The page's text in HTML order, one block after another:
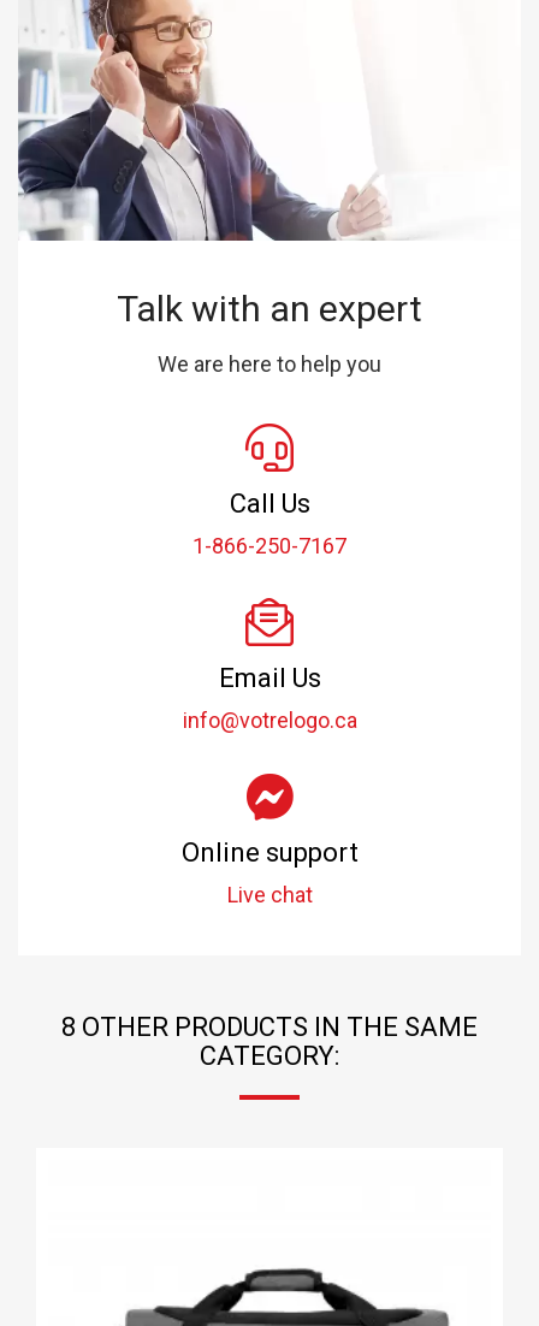
Talk with an expert
We are here to help you
Call Us
1-866-250-7167
Email Us
info@votrelogo.ca
Online support
Live chat
8 OTHER PRODUCTS IN THE SAME
CATEGORY: